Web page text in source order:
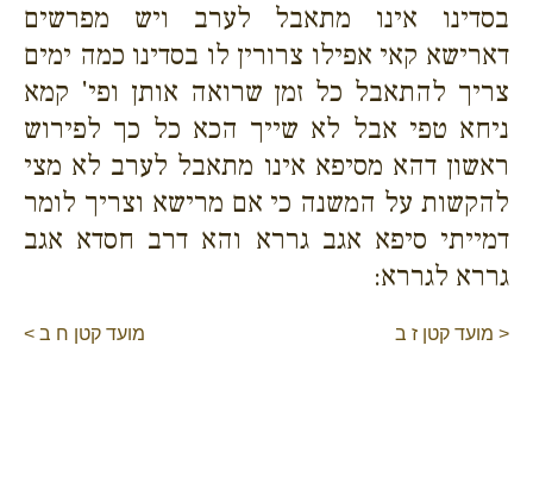
בסדינו אינו מתאבל לערב ויש מפרשים
דארישא קאי אפילו צרורין לו בסדינו כמה ימים
צריך להתאבל כל זמן שרואה אותן ופי' קמא
ניחא טפי אבל לא שייך הכא כל כך לפירוש
ראשון דהא מסיפא אינו מתאבל לערב לא מצי
להקשות על המשנה כי אם מרישא וצריך לומר
דמייתי סיפא אגב גררא והא דרב חסדא אגב
גררא לגררא:
< מועד קטן ז ב מועד קטן ח ב >